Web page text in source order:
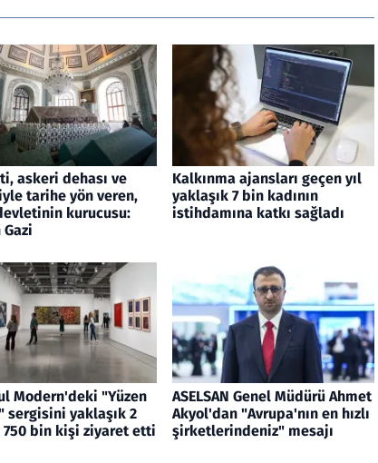
askeri dehası ve
tarihe yön veren,
kurucusu:
Kalkınma ajansları geçen yıl
yaklaşık 7 bin kadının
istihdamına katkı sağladı
Modern'deki "Yüzen
sergisini yaklaşık 2
750 bin kişi ziyaret etti
ASELSAN Genel Müdürü Ahmet
Akyol'dan "Avrupa'nın en hızlı
şirketlerindeniz" mesajı